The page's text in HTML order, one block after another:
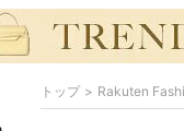
トップ Rakuten